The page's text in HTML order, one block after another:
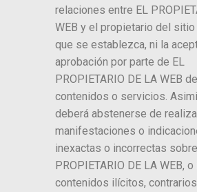
relaciones entre EL
WEB y el propietario del sitio
que se establezca, ni la
aprobación por parte de EL
PROPIETARIO DE LA WEB
contenidos o servicios.
deberá abstenerse de
manifestaciones o
inexactas o incorrectas
PROPIETARIO DE LA WEB,
contenidos ilícitos,